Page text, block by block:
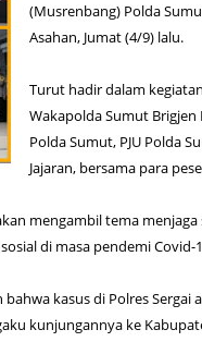
(Musrenbang) Polda
Asahan, Jumat (4/9) lalu.
Turut hadir dalam
Wakapolda Sumut
Polda Sumut, PJU Polda
Jajaran, bersama para
mengambil tema
di masa pendemi Covid-
kasus di Polres Sergai
kunjungannya ke